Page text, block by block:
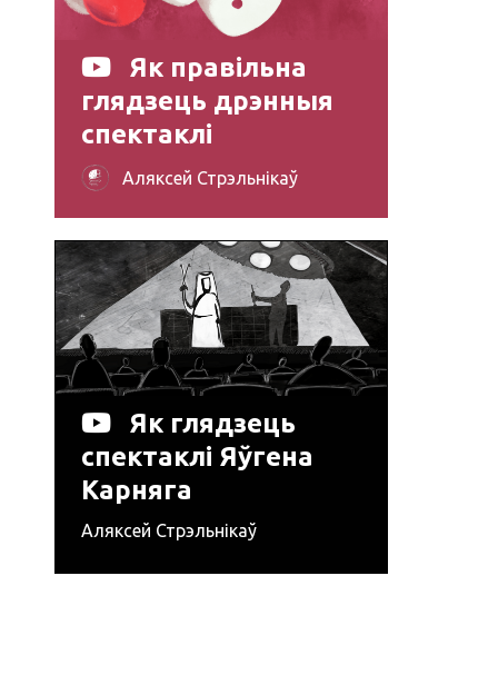
Як правільна
глядзець дрэнныя
спектаклі
Аляксей Стрэльнікаў
Як глядзець
спектаклі Яўгена
Карняга
Аляксей Стрэльнікаў